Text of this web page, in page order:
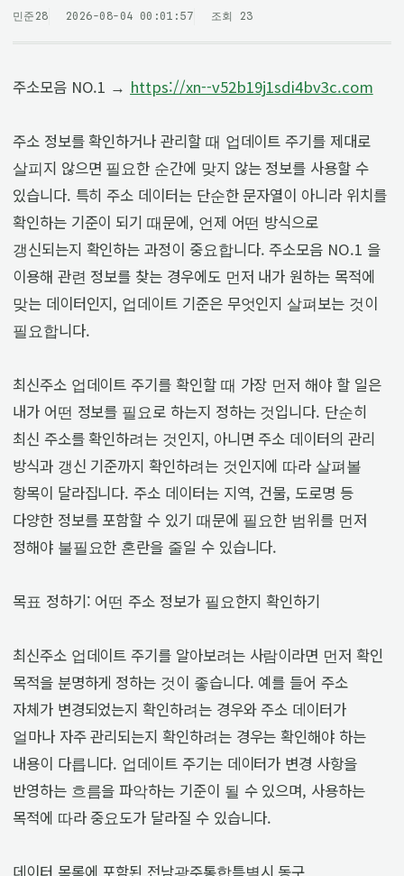
민준28 2026-08-04 00:01:57 조회 23
주소모음 NO.1 → https://xn--v52b19j1sdi4bv3c.com
주소 정보를 확인하거나 관리할 때 업데이트 주기를 제대로
살피지 않으면 필요한 순간에 맞지 않는 정보를 사용할 수
있습니다. 특히 주소 데이터는 단순한 문자열이 아니라 위치를
확인하는 기준이 되기 때문에, 언제 어떤 방식으로
갱신되는지 확인하는 과정이 중요합니다. 주소모음 NO.1 을
이용해 관련 정보를 찾는 경우에도 먼저 내가 원하는 목적에
맞는 데이터인지, 업데이트 기준은 무엇인지 살펴보는 것이
필요합니다.
최신주소 업데이트 주기를 확인할 때 가장 먼저 해야 할 일은
내가 어떤 정보를 필요로 하는지 정하는 것입니다. 단순히
최신 주소를 확인하려는 것인지, 아니면 주소 데이터의 관리
방식과 갱신 기준까지 확인하려는 것인지에 따라 살펴볼
항목이 달라집니다. 주소 데이터는 지역, 건물, 도로명 등
다양한 정보를 포함할 수 있기 때문에 필요한 범위를 먼저
정해야 불필요한 혼란을 줄일 수 있습니다.
목표 정하기: 어떤 주소 정보가 필요한지 확인하기
최신주소 업데이트 주기를 알아보려는 사람이라면 먼저 확인
목적을 분명하게 정하는 것이 좋습니다. 예를 들어 주소
자체가 변경되었는지 확인하려는 경우와 주소 데이터가
얼마나 자주 관리되는지 확인하려는 경우는 확인해야 하는
내용이 다릅니다. 업데이트 주기는 데이터가 변경 사항을
반영하는 흐름을 파악하는 기준이 될 수 있으며, 사용하는
목적에 따라 중요도가 달라질 수 있습니다.
데이터 목록에 포함된 전남광주통합특별시 동구_